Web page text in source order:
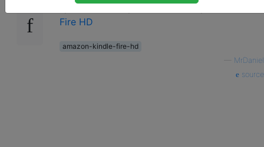
spécifications qu'ils énumèrent pour
Fire HD
amazon-kindle-fire-hd
MrDaniel
source